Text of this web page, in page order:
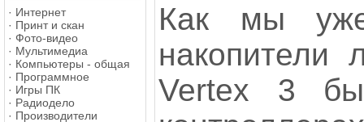
· Интернет
· Принт и скан
· Фото-видео
· Мультимедиа
· Компьютеры - общая
· Программное
· Игры ПК
· Радиодело
· Производители
Как мы
накопители
Vertex 3